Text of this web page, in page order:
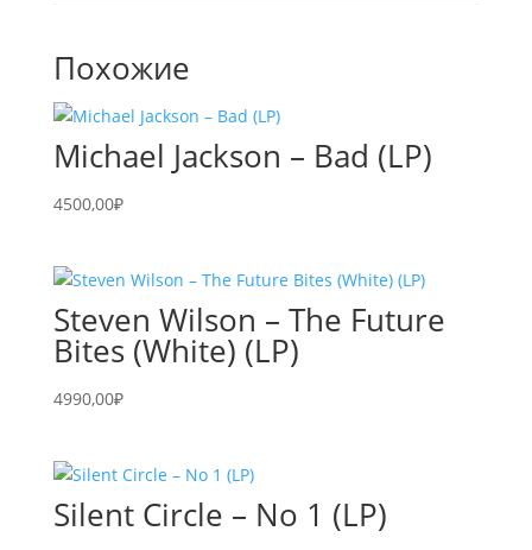
Похожие
Michael Jackson – Bad (LP)
4500,00₽
Steven Wilson – The Future
Bites (White) (LP)
4990,00₽
Silent Circle – No 1 (LP)